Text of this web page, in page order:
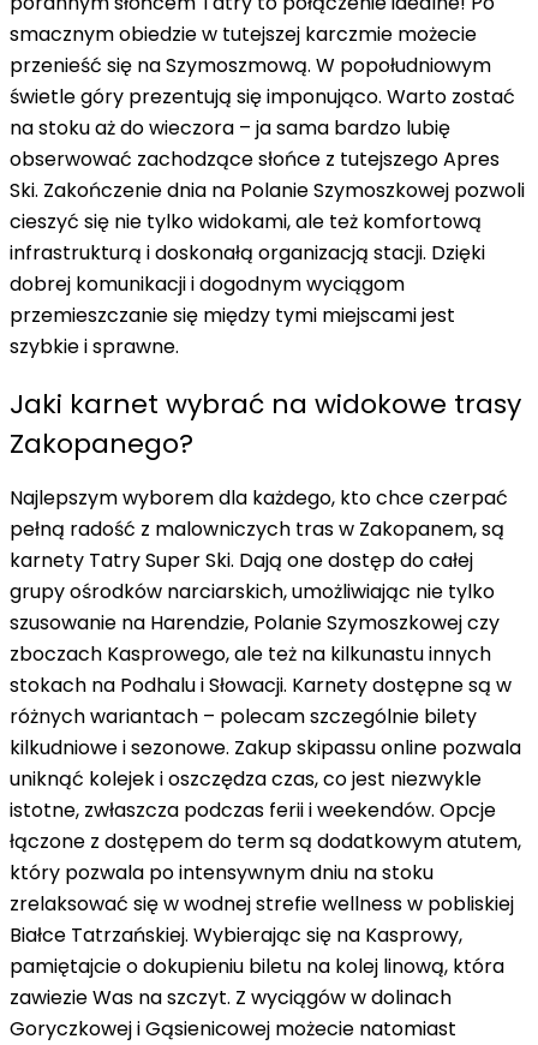
smacznym obiedzie w tutejszej karczmie możecie
przenieść się na Szymoszmową. W popołudniowym
świetle góry prezentują się imponująco. Warto zostać
na stoku aż do wieczora – ja sama bardzo lubię
obserwować zachodzące słońce z tutejszego Apres
Ski. Zakończenie dnia na Polanie Szymoszkowej pozwoli
cieszyć się nie tylko widokami, ale też komfortową
infrastrukturą i doskonałą organizacją stacji. Dzięki
dobrej komunikacji i dogodnym wyciągom
przemieszczanie się między tymi miejscami jest
szybkie i sprawne.
Jaki karnet wybrać na widokowe trasy
Zakopanego?
Najlepszym wyborem dla każdego, kto chce czerpać
pełną radość z malowniczych tras w Zakopanem, są
karnety Tatry Super Ski. Dają one dostęp do całej
grupy ośrodków narciarskich, umożliwiając nie tylko
szusowanie na Harendzie, Polanie Szymoszkowej czy
zboczach Kasprowego, ale też na kilkunastu innych
stokach na Podhalu i Słowacji. Karnety dostępne są w
różnych wariantach – polecam szczególnie bilety
kilkudniowe i sezonowe. Zakup skipassu online pozwala
uniknąć kolejek i oszczędza czas, co jest niezwykle
istotne, zwłaszcza podczas ferii i weekendów. Opcje
łączone z dostępem do term są dodatkowym atutem,
który pozwala po intensywnym dniu na stoku
zrelaksować się w wodnej strefie wellness w pobliskiej
Białce Tatrzańskiej. Wybierając się na Kasprowy,
pamiętajcie o dokupieniu biletu na kolej linową, która
zawiezie Was na szczyt. Z wyciągów w dolinach
Goryczkowej i Gąsienicowej możecie natomiast